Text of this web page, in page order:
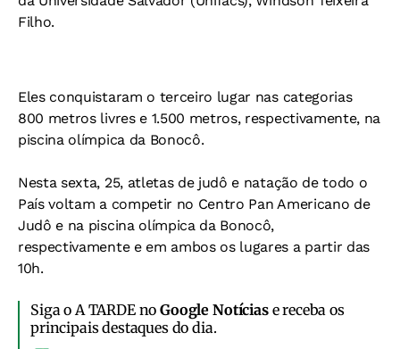
Filho.
Eles conquistaram o terceiro lugar nas categorias
800 metros livres e 1.500 metros, respectivamente, na
piscina olímpica da Bonocô.
Nesta sexta, 25, atletas de judô e natação de todo o
País voltam a competir no Centro Pan Americano de
Judô e na piscina olímpica da Bonocô,
respectivamente e em ambos os lugares a partir das
10h.
Siga o A TARDE noGoogle Notíciase receba os
principais destaques do dia.